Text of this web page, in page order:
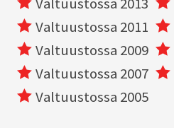
Valtuustossa 2011
Valtuustossa 2009
Valtuustossa 2007
Valtuustossa 2005